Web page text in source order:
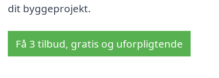
dit byggeprojekt.
Få 3 tilbud, gratis og uforpligtende